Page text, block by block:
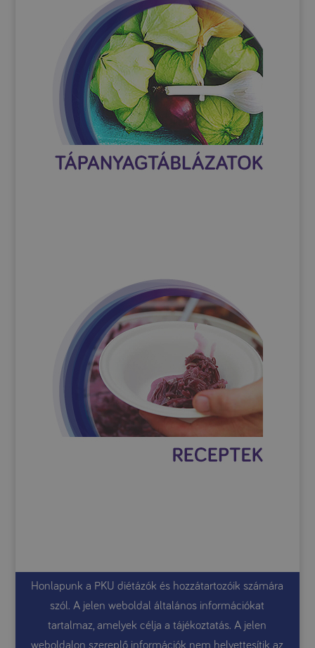
Honlapunk a PKU diétázók és hozzátartozóik számára
szól. A jelen weboldal általános információkat
tartalmaz, amelyek célja a tájékoztatás. A jelen